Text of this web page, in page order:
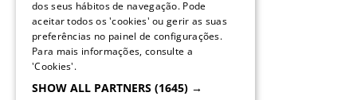
REDES SOCIAIS
dos seus hábitos de navegação. Pode
aceitar todos os 'cookies' ou gerir as suas
preferências no painel de configurações.
Para mais informações, consulte a
'Cookies'.
SHOW ALL PARTNERS (1645) →